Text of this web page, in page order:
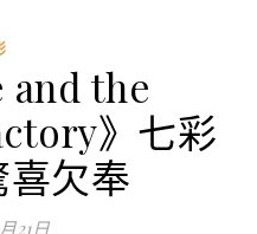
and the
》七彩
欠奉
21日